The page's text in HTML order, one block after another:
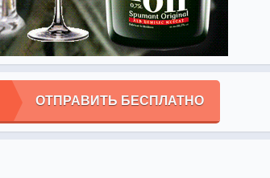
ОТПРАВИТЬ БЕСПЛАТНО